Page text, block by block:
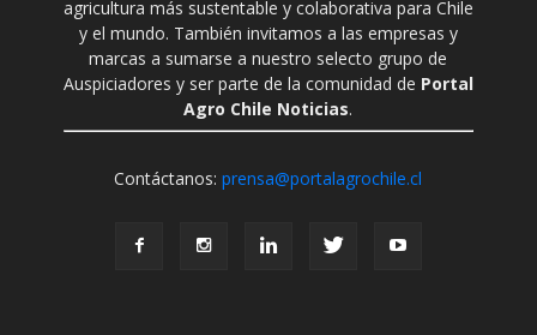
agricultura más sustentable y colaborativa para Chile
y el mundo. También invitamos a las empresas y
marcas a sumarse a nuestro selecto grupo de
Auspiciadores y ser parte de la comunidad de Portal
Agro Chile Noticias.
Contáctanos:prensa@portalagrochile.cl